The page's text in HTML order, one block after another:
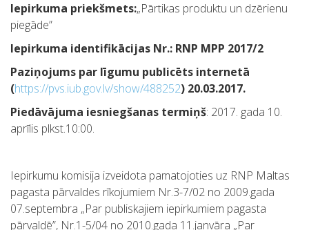
Iepirkuma priekšmets:„Pārtikas produktu un dzērienu
piegāde”
Iepirkuma identifikācijas Nr.: RNP MPP 2017/2
Paziņojums par līgumu publicēts internetā
(https://pvs.iub.gov.lv/show/488252) 20.03.2017.
Piedāvājuma iesniegšanas termiņš: 2017. gada 10.
aprīlis plkst.10:00.
Iepirkumu komisija izveidota pamatojoties uz RNP Maltas
pagasta pārvaldes rīkojumiem Nr.3-7/02 no 2009.gada
07.septembra „Par publiskajiem iepirkumiem pagasta
pārvaldē”, Nr.1-5/04 no 2010.gada 11.janvāra „Par